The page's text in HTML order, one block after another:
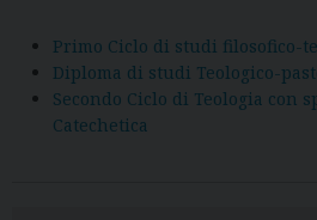
Primo Ciclo di studi filosofico-
Diploma di studi Teologico-
Secondo Ciclo di Teologia con
Catechetica